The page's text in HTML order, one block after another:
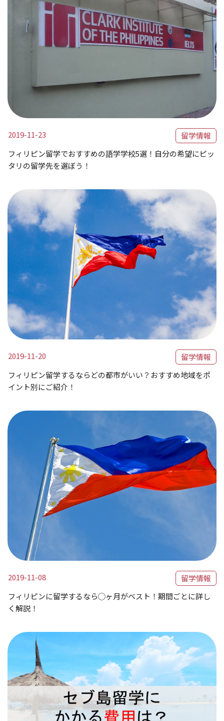
2019-11-23
留学情報
フィリピン留学でおすすめの語学学校5選！自分の希望にピッ
タリの留学先を選ぼう！
2019-11-20
留学情報
フィリピン留学するならどの都市がいい？おすすめ地域をポ
イント別にご紹介！
2019-11-08
留学情報
フィリピンに留学するなら◯ヶ月がベスト！期間ごとに詳し
く解説！